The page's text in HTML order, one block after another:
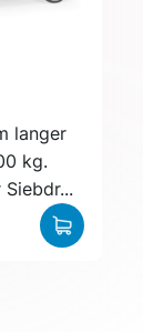
langer
kg.